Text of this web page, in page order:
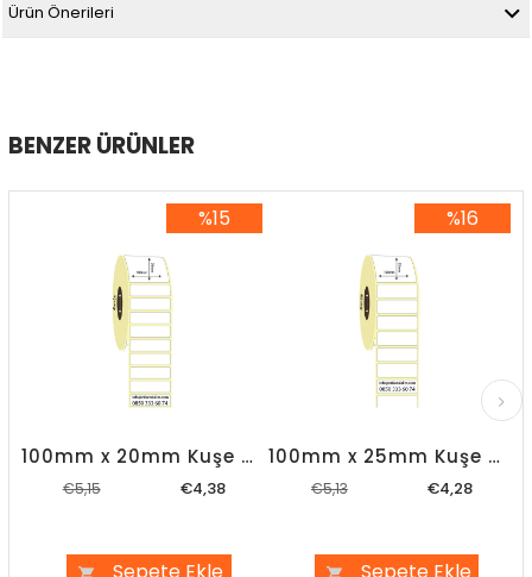
Ürün Önerileri
BENZER ÜRÜNLER
100mm x 20mm Kuşe Etiket
€4,38
€5,15
%15
100mm x 25mm Kuşe Etiket
€4,28
€5,13
%16